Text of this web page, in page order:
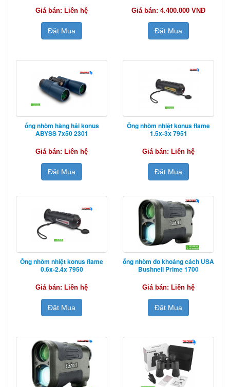
Giá bán: Liên hệ
Đặt Mua
Giá bán: 4.400.000 VNĐ
Đặt Mua
ống nhòm hàng hải konus
ABYSS 7x50 2301
Giá bán: Liên hệ
Đặt Mua
Ống nhòm nhiệt konus flame
1.5x-3x 7951
Giá bán: Liên hệ
Đặt Mua
Ống nhòm nhiệt konus flame
0.6x-2.4x 7950
Giá bán: Liên hệ
Đặt Mua
ống nhòm đo khoảng cách USA
Bushnell Prime 1700
Giá bán: Liên hệ
Đặt Mua